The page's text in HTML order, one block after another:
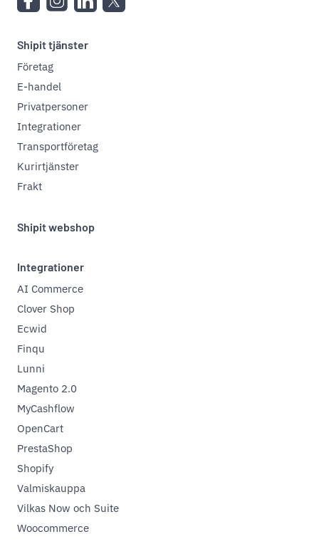
Shipit tjänster
Företag
E-handel
Privatpersoner
Integrationer
Transportföretag
Kurirtjänster
Frakt
Shipit webshop
Integrationer
AI Commerce
Clover Shop
Ecwid
Finqu
Lunni
Magento 2.0
MyCashflow
OpenCart
PrestaShop
Shopify
Valmiskauppa
Vilkas Now och Suite
Woocommerce